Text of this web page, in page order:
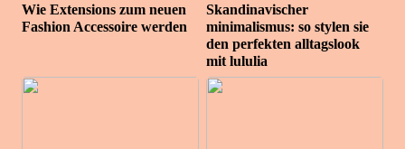
Wie Extensions zum neuen
Fashion Accessoire werden
Skandinavischer
minimalismus: so stylen sie
den perfekten alltagslook
mit lululia